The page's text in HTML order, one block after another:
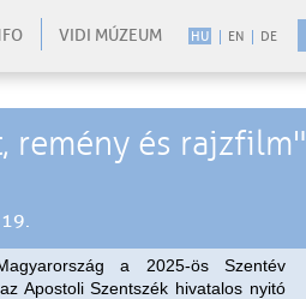
HU EN DE
VIDI MÚZEUM
remény és rajzfilm"
a 2025-ös Szentév
Apostoli Szentszék hivatalos nyitó